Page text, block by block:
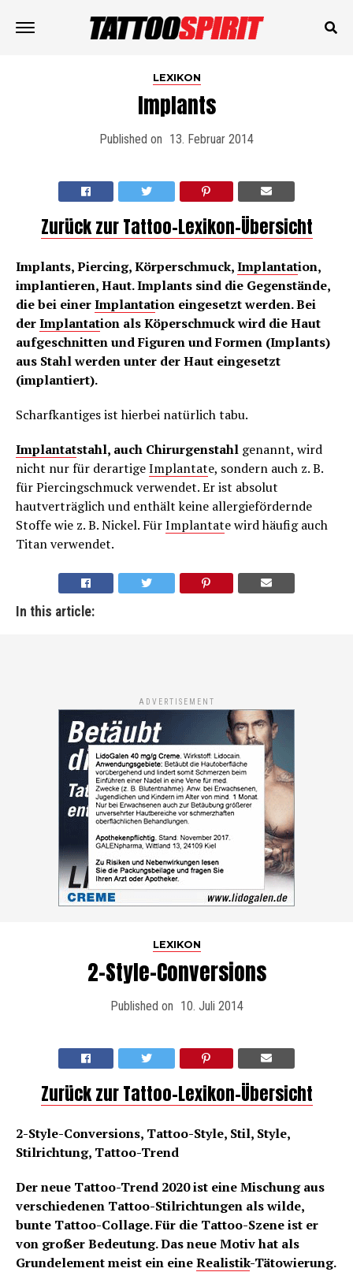
LEXIKON
Implants
Published on 13. Februar 2014
Zurück zur Tattoo-Lexikon-Übersicht
Implants, Piercing, Körperschmuck,Implantation,
implantieren, Haut. Implants sind die Gegenstände,
die bei einerImplantation eingesetzt werden. Bei
derImplantation als Köperschmuck wird die Haut
aufgeschnitten und Figuren und Formen (Implants)
aus Stahl werden unter der Haut eingesetzt
(implantiert).
Scharfkantiges ist hierbei natürlich tabu.
Implantatstahl, auch Chirurgenstahl genannt, wird
nicht nur für derartigeImplantate, sondern auch z. B.
für Piercingschmuck verwendet. Er ist absolut
hautverträglich und enthält keine allergiefördernde
Stoffe wie z. B. Nickel. FürImplantate wird häufig auch
Titan verwendet.
In this article:
ADVERTISEMENT
LEXIKON
2-Style-Conversions
Published on 10. Juli 2014
Zurück zur Tattoo-Lexikon-Übersicht
2-Style-Conversions, Tattoo-Style, Stil, Style,
Stilrichtung, Tattoo-Trend
Der neue Tattoo-Trend 2020 ist eine Mischung aus
verschiedenen Tattoo-Stilrichtungen als wilde,
bunte Tattoo-Collage. Für die Tattoo-Szene ist er
von großer Bedeutung. Das neue Motiv hat als
Grundelement meist ein eineRealistik-Tätowierung.